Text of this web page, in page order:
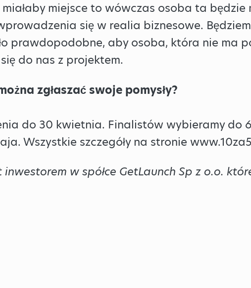
miejsce to wówczas osoba ta będzie
się w realia biznesowe.
prawdopodobne, aby osoba, która nie ma
do nas z projektem.
zgłaszać swoje pomysły?
do 30 kwietnia. Finalistów wybieramy do
Wszystkie szczegóły na stronie
w spółce GetLaunch Sp z o.o.